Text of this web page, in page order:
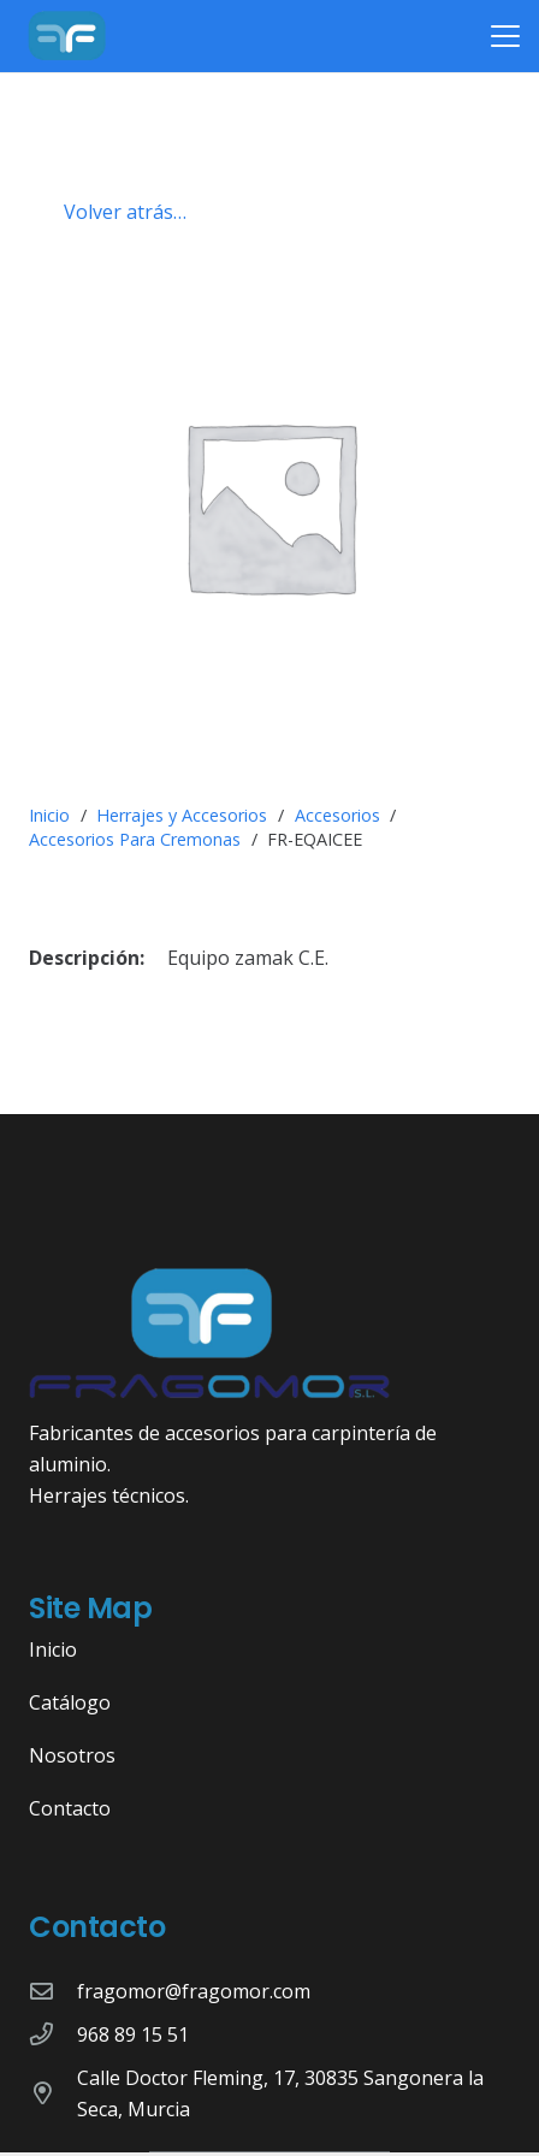
Volver atrás…
Inicio / Herrajes y Accesorios / Accesorios /
Accesorios Para Cremonas / FR-EQAICEE
Descripción: Equipo zamak C.E.
Fabricantes de accesorios para carpintería de
aluminio.
Herrajes técnicos.
Site Map
Inicio
Catálogo
Nosotros
Contacto
Contacto
fragomor@fragomor.com
968 89 15 51
Calle Doctor Fleming, 17, 30835 Sangonera la
Seca, Murcia